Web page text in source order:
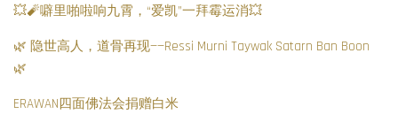
💥🧨噼里啪啦响九霄，“爱凯”一拜霉运消💥
🌿 隐世高人，道骨再现——Ressi Murni Taywak Satarn Ban Boon
🌿
ERAWAN四面佛法会捐赠白米